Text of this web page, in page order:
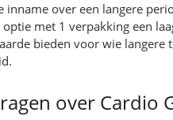
over een langere
met 1 verpakking een
bieden voor wie langere
over Cardio